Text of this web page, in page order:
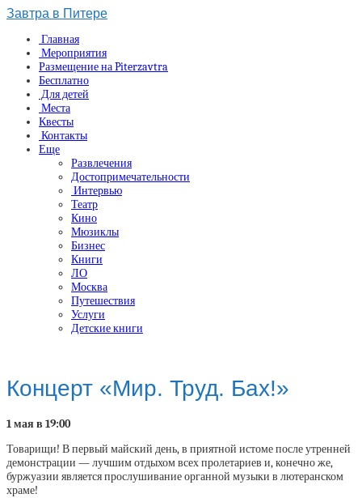
Завтра в Питере
Главная
Мероприятия
Размещение на Piterzavtra
Бесплатно
Для детей
Места
Квесты
Контакты
Еще
Развлечения
Достопримечательности
Интервью
Театр
Кино
Мюзиклы
Бизнес
Книги
ЛО
Москва
Путешествия
Услуги
Детские книги
Концерт «Мир. Труд. Бах!»
1 мая в 19:00
Товарищи! В первый майский день, в приятной истоме после утренней
демонстрации — лучшим отдыхом всех пролетариев и, конечно же,
буржуазии является прослушивание органной музыки в лютеранском
храме!